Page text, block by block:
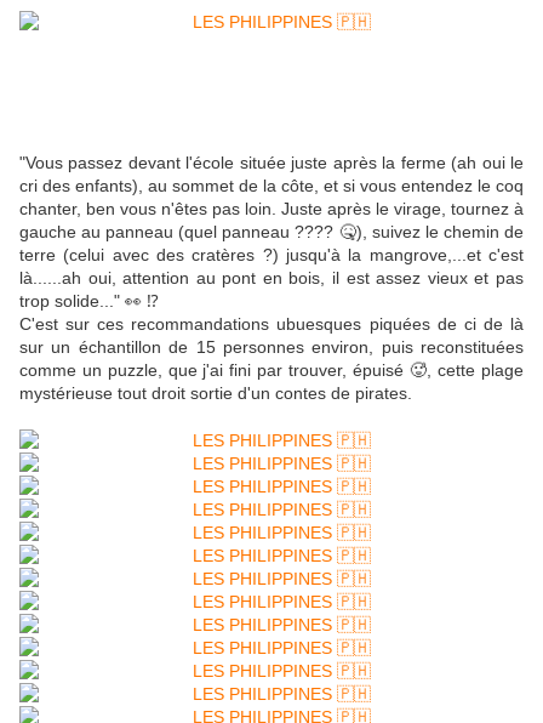
"Vous passez devant l'école située juste après la ferme (ah oui le
cri des enfants), au sommet de la côte, et si vous entendez le coq
chanter, ben vous n'êtes pas loin. Juste après le virage, tournez à
gauche au panneau (quel panneau ???? 🤒), suivez le chemin de
terre (celui avec des cratères ?) jusqu'à la mangrove,...et c'est
là......ah oui, attention au pont en bois, il est assez vieux et pas
trop solide..." 👀 ⁉️
C'est sur ces recommandations ubuesques piquées de ci de là
sur un échantillon de 15 personnes environ, puis reconstituées
comme un puzzle, que j'ai fini par trouver, épuisé 🥵, cette plage
mystérieuse tout droit sortie d'un contes de pirates.